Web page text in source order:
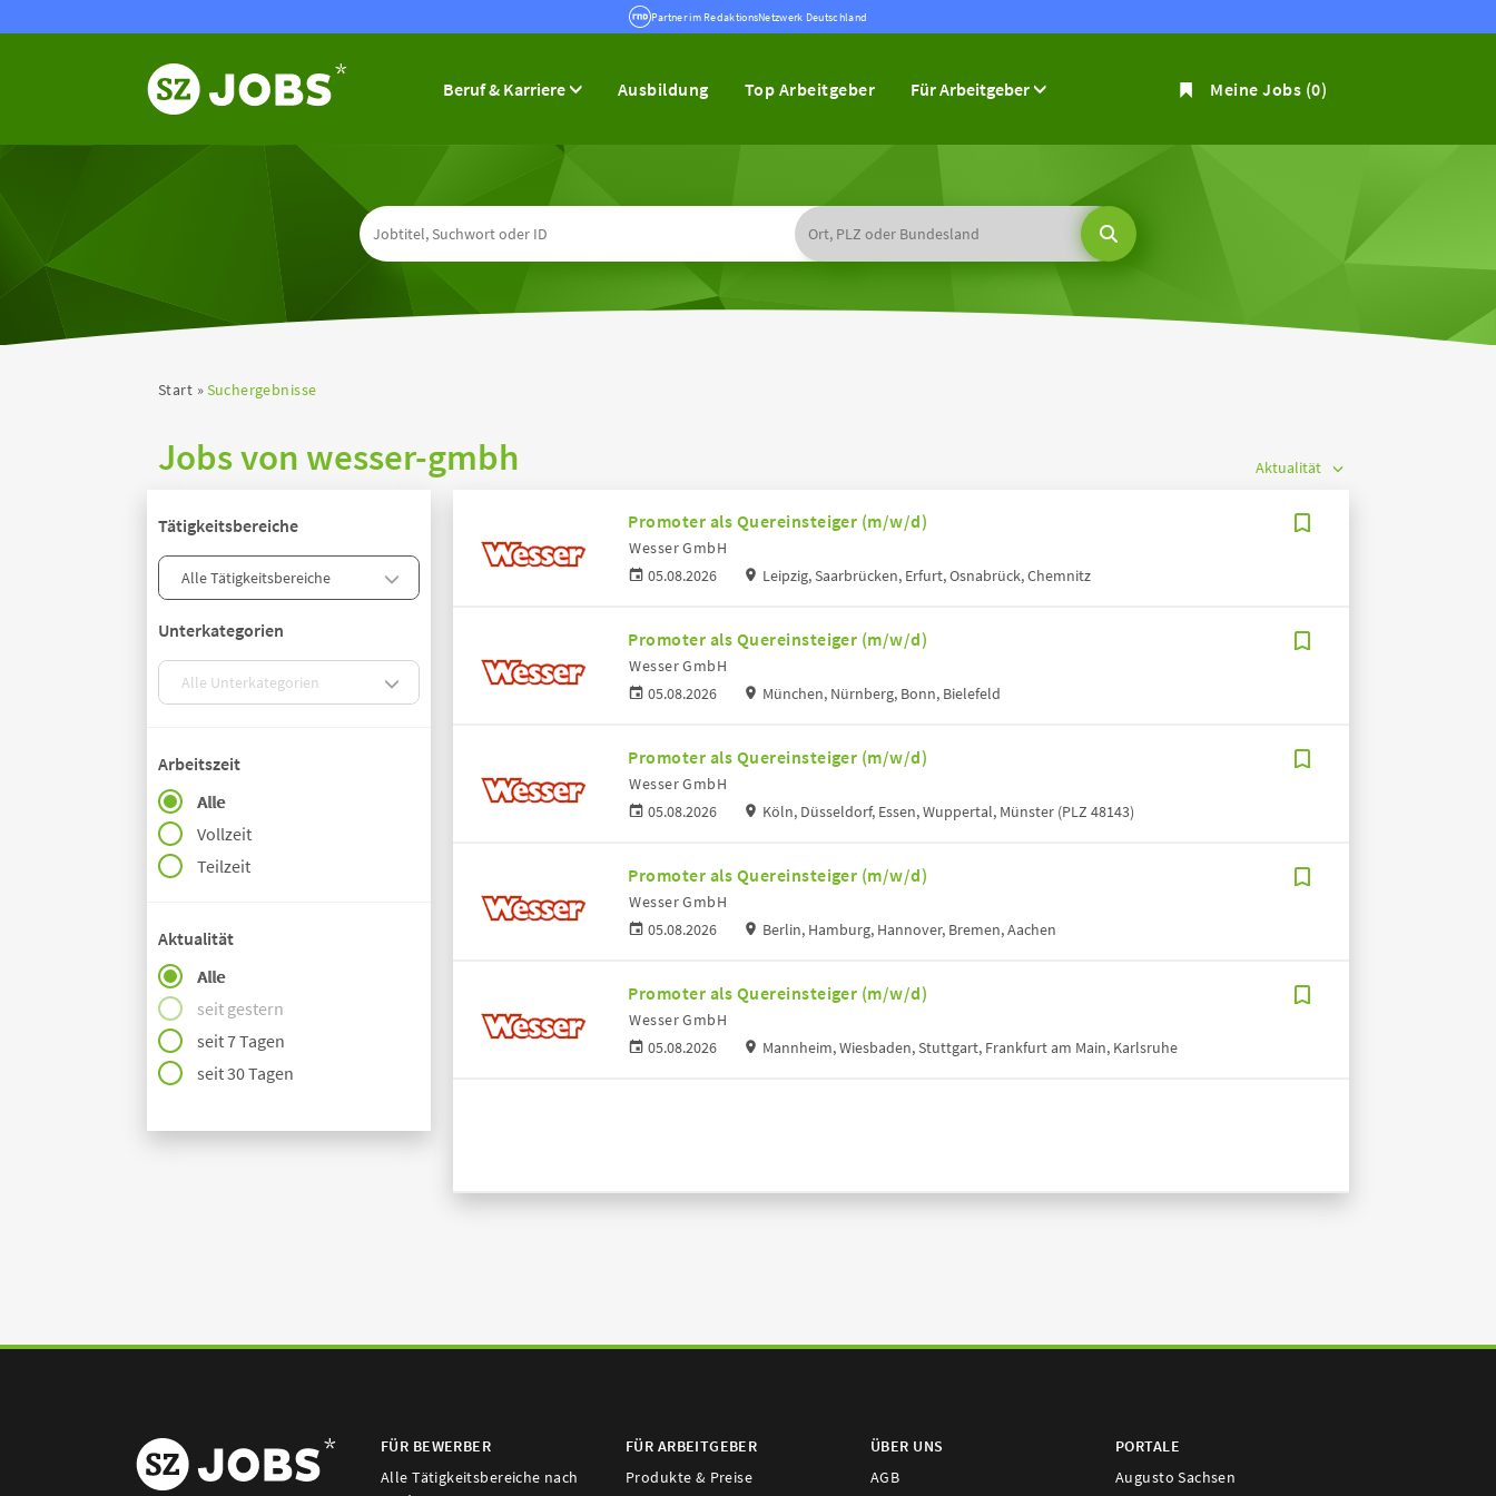
Partner im RedaktionsNetzwerk Deutschland
Beruf & Karriere Ausbildung Top Arbeitgeber Für Arbeitgeber Meine Jobs (0)
Start Suchergebnisse
Jobs von wesser-gmbh
Tätigkeitsbereiche
Unterkategorien
Arbeitszeit
Alle
Vollzeit
Teilzeit
Aktualität
Alle
seit gestern
seit 7 Tagen
seit 30 Tagen
Promoter als Quereinsteiger (m/w/d)
05.08.2026
Wesser GmbH
Leipzig, Saarbrücken, Erfurt, Osnabrück, Chemnitz
Promoter als Quereinsteiger (m/w/d)
05.08.2026
Wesser GmbH
München, Nürnberg, Bonn, Bielefeld
Promoter als Quereinsteiger (m/w/d)
05.08.2026
Wesser GmbH
Köln, Düsseldorf, Essen, Wuppertal, Münster (PLZ 48143)
Promoter als Quereinsteiger (m/w/d)
05.08.2026
Wesser GmbH
Berlin, Hamburg, Hannover, Bremen, Aachen
Promoter als Quereinsteiger (m/w/d)
05.08.2026
Wesser GmbH
Mannheim, Wiesbaden, Stuttgart, Frankfurt am Main, Karlsruhe
FÜR BEWERBER
Alle Tätigkeitsbereiche nach
FÜR ARBEITGEBER
Produkte & Preise
ÜBER UNS
AGB
PORTALE
Augusto Sachsen